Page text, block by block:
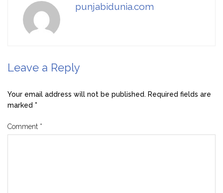
punjabidunia.com
Leave a Reply
Your email address will not be published. Required fields are
marked *
Comment *